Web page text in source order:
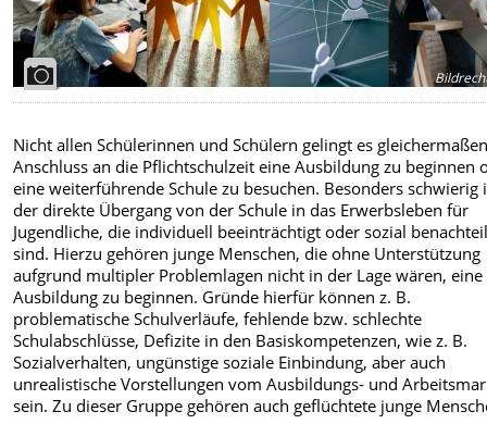
Nicht allen Schülerinnen und Schülern gelingt es
Anschluss an die Pflichtschulzeit eine Ausbildung zu beginnen
eine weiterführende Schule zu besuchen. Besonders schwierig
der direkte Übergang von der Schule in das Erwerbsleben für
Jugendliche, die individuell beeinträchtigt oder sozial
sind. Hierzu gehören junge Menschen, die ohne Unterstützung
aufgrund multipler Problemlagen nicht in der Lage wären, eine
Ausbildung zu beginnen. Gründe hierfür können z. B.
problematische Schulverläufe, fehlende bzw. schlechte
Schulabschlüsse, Defizite in den Basiskompetenzen, wie z. B.
Sozialverhalten, ungünstige soziale Einbindung, aber auch
unrealistische Vorstellungen vom Ausbildungs- und
sein. Zu dieser Gruppe gehören auch geflüchtete junge